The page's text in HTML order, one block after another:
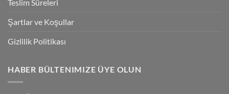
Teslim Süreleri
Şartlar ve Koşullar
Gizlilik Politikası
HABER BÜLTENIMIZE ÜYE OLUN